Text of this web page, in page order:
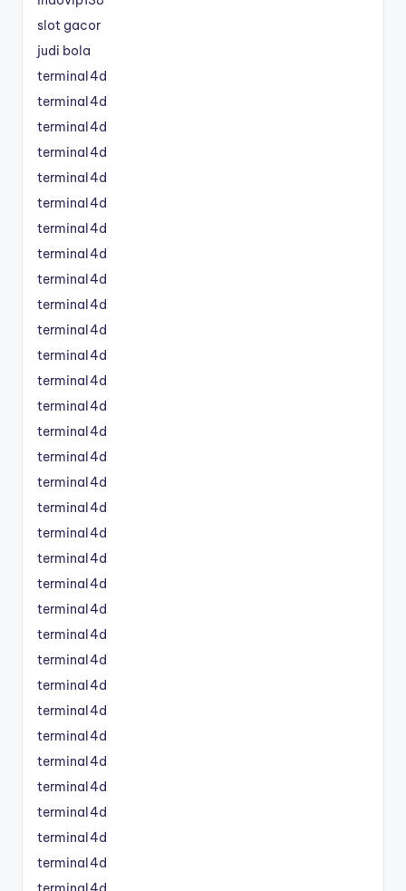
slot gacor
judi bola
terminal4d
terminal4d
terminal4d
terminal4d
terminal4d
terminal4d
terminal4d
terminal4d
terminal4d
terminal4d
terminal4d
terminal4d
terminal4d
terminal4d
terminal4d
terminal4d
terminal4d
terminal4d
terminal4d
terminal4d
terminal4d
terminal4d
terminal4d
terminal4d
terminal4d
terminal4d
terminal4d
terminal4d
terminal4d
terminal4d
terminal4d
terminal4d